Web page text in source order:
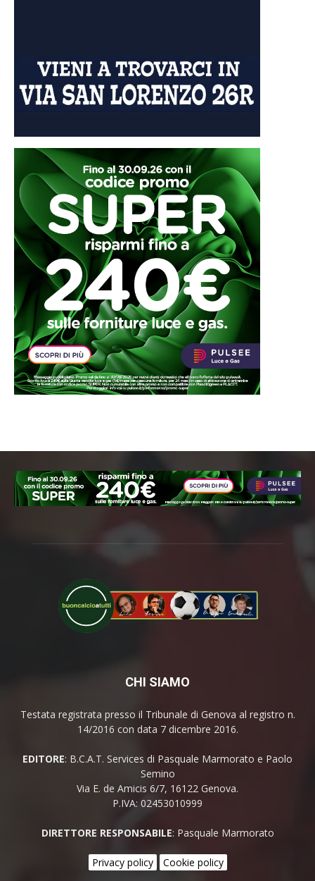
CHI SIAMO
Testata registrata presso il Tribunale di Genova al registro n.
14/2016 con data 7 dicembre 2016.
EDITORE: B.C.A.T. Services di Pasquale Marmorato e Paolo
Semino
Via E. de Amicis 6/7, 16122 Genova.
P.IVA: 02453010999
DIRETTORE RESPONSABILE: Pasquale Marmorato
Privacy policy Cookie policy